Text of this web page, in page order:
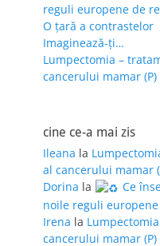
reguli europene de
O țară a contrastelor
Imaginează-ți…
Lumpectomia –
cancerului mamar (P)
cine ce-a mai zis
Ileana la
al cancerului mamar
Dorina la
Ce
noile reguli
Irena la
cancerului mamar (P)